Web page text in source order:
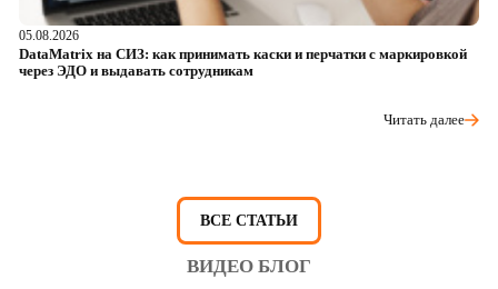
05.08.2026
DataMatrix на СИЗ: как принимать каски и перчатки с маркировкой
через ЭДО и выдавать сотрудникам
Читать далее
ВСЕ СТАТЬИ
ВИДЕО БЛОГ